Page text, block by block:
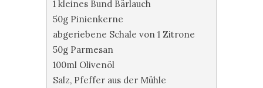
1 kleines Bund Bärlauch
50g Pinienkerne
abgeriebene Schale von 1 Zitrone
50g Parmesan
100ml Olivenöl
Salz, Pfeffer aus der Mühle